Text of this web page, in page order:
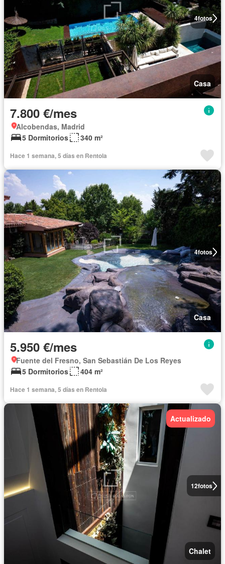
4fotos
Casa
7.800 €/mes
Alcobendas, Madrid
5 Dormitorios
340 m²
Hace 1 semana, 5 días en Rentola
4fotos
Casa
5.950 €/mes
Fuente del Fresno, San Sebastián De Los Reyes
5 Dormitorios
404 m²
Hace 1 semana, 5 días en Rentola
12fotos
Actualizado
Chalet